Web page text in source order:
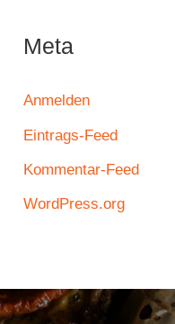
Meta
Anmelden
Eintrags-Feed
Kommentar-Feed
WordPress.org